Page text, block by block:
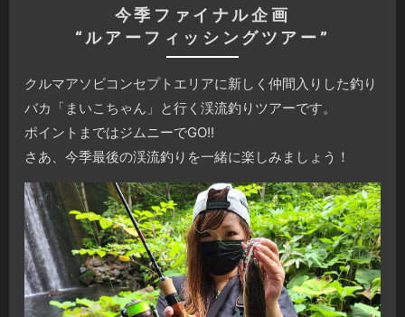
今季ファイナル企画
“ルアーフィッシングツアー”
クルマアソビコンセプトエリアに新しく仲間入りした釣り
バカ「まいこちゃん」と行く渓流釣りツアーです。
ポイントまではジムニーでGO!!
さあ、今季最後の渓流釣りを一緒に楽しみましょう！